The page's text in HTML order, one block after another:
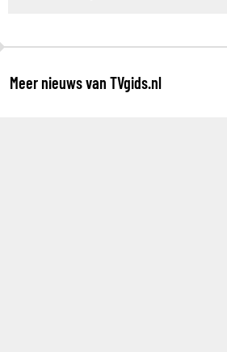
Meer nieuws van TVgids.nl